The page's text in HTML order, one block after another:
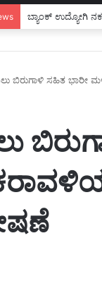
ಬ್ಯಾಂಕ್ ಉದ್ಯೋಗಿ
ಬಿರುಗಾಳಿ ಸಹಿತ